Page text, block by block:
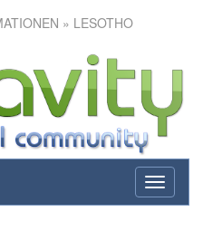
» LESOTHO
toggle